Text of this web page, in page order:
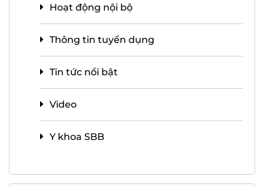
Hoạt động nội bộ
Thông tin tuyển dụng
Tin tức nổi bật
Video
Y khoa SBB